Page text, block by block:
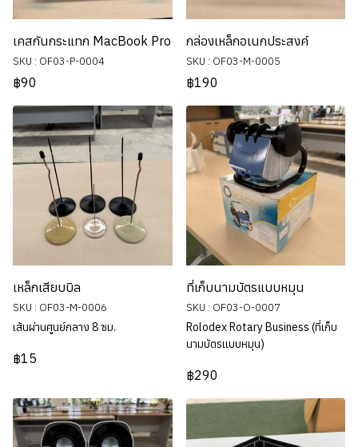
เคสกันกระแทก MacBook Pro
SKU : OF03-P-0004
฿90
กล่องเหล็กอเนกประสงค์
SKU : OF03-M-0005
฿190
เหล็กเสียบบิล
SKU : OF03-M-0006
เส้นผ่านศูนย์กลาง 8 ซม.
฿15
ที่เก็บนามบัตรแบบหมุน
SKU : OF03-O-0007
Rolodex Rotary Business (ที่เก็บ
นามบัตรแบบหมุน)
฿290